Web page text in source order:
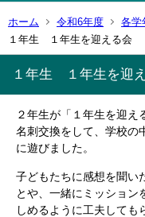
ホーム 令和6年度 各学
１年生 １年生を迎える会
１年生 １年生を迎
２年生が「１年生を迎え
名刺交換をして、学校の
に遊びました。
子どもたちに感想を聞い
とや、一緒にミッション
しめるように工夫しても